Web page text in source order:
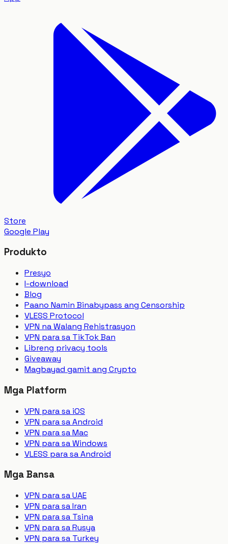
Store
Google Play
Produkto
Presyo
I-download
Blog
Paano Namin Binabypass ang Censorship
VLESS Protocol
VPN na Walang Rehistrasyon
VPN para sa TikTok Ban
Libreng privacy tools
Giveaway
Magbayad gamit ang Crypto
Mga Platform
VPN para sa iOS
VPN para sa Android
VPN para sa Mac
VPN para sa Windows
VLESS para sa Android
Mga Bansa
VPN para sa UAE
VPN para sa Iran
VPN para sa Tsina
VPN para sa Rusya
VPN para sa Turkey